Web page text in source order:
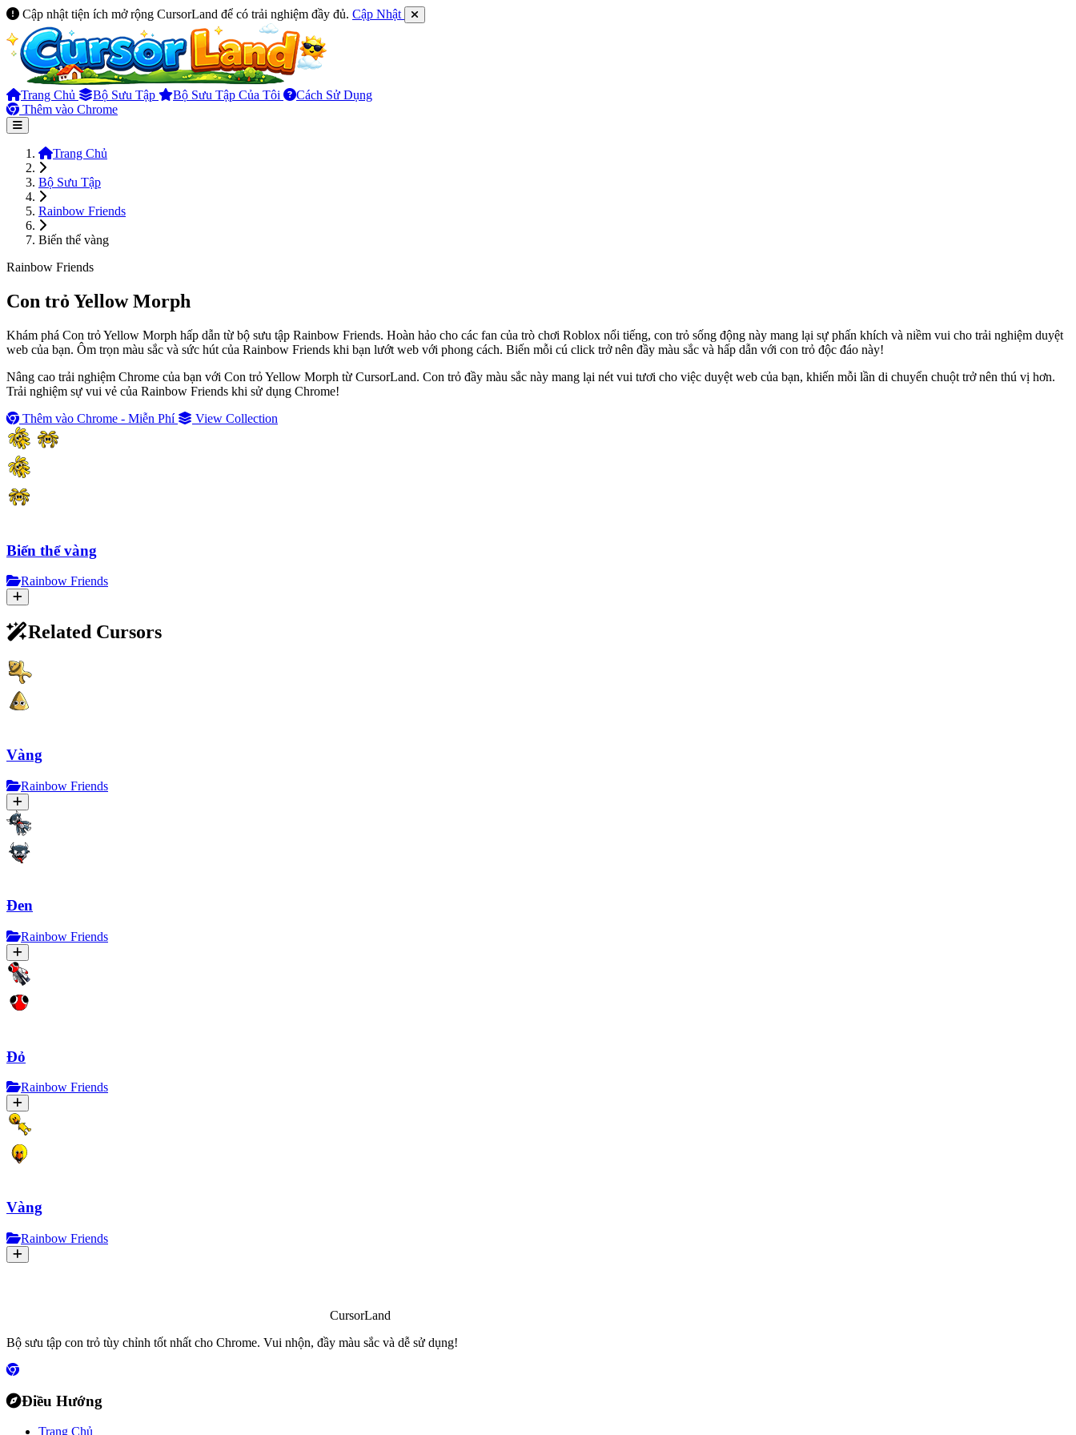
Cập nhật tiện ích mở rộng CursorLand để có trải nghiệm đầy đủ. Cập Nhật
Trang Chủ Bộ Sưu Tập Bộ Sưu Tập Của Tôi
Cách Sử Dụng
Thêm vào Chrome
Trang Chủ
Bộ Sưu Tập
Rainbow Friends
Biến thể vàng
Rainbow Friends
Con trỏ Yellow Morph
Khám phá Con trỏ Yellow Morph hấp dẫn từ bộ sưu tập Rainbow Friends. Hoàn hảo cho các fan của trò chơi Roblox nổi tiếng, con trỏ sống động này mang lại sự phấn khích và niềm vui cho trải nghiệm duyệt
web của bạn. Ôm trọn màu sắc và sức hút của Rainbow Friends khi bạn lướt web với phong cách. Biến mỗi cú click trở nên đầy màu sắc và hấp dẫn với con trỏ độc đáo này!
Nâng cao trải nghiệm Chrome của bạn với Con trỏ Yellow Morph từ CursorLand. Con trỏ đầy màu sắc này mang lại nét vui tươi cho việc duyệt web của bạn, khiến mỗi lần di chuyển chuột trở nên thú vị hơn.
Trải nghiệm sự vui vẻ của Rainbow Friends khi sử dụng Chrome!
Thêm vào Chrome - Miễn Phí
View Collection
Biến thể vàng
Rainbow Friends
Related Cursors
Vàng
Rainbow Friends
Đen
Rainbow Friends
Đỏ
Rainbow Friends
Vàng
Rainbow Friends
CursorLand
Bộ sưu tập con trỏ tùy chỉnh tốt nhất cho Chrome. Vui nhộn, đầy màu sắc và dễ sử dụng!
Điều Hướng
Trang Chủ